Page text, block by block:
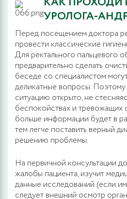
УРОЛОГА-
Перед посещением доктора
провести классические
Для ректального пальцевого
предварительно сделать
беседе со специалистом
деликатные вопросы. Поэтому
ситуацию открыто, не
беспокойствах и тревожащих
больше информации будет в
тем легче поставить верный
решению проблемы.
На первичной консультации
жалобы пациента, изучит
данные исследований (если
следует внешний осмотр